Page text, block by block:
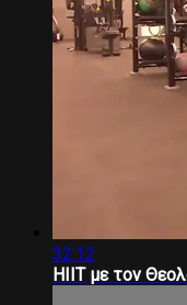
32:12
HIIT με τον